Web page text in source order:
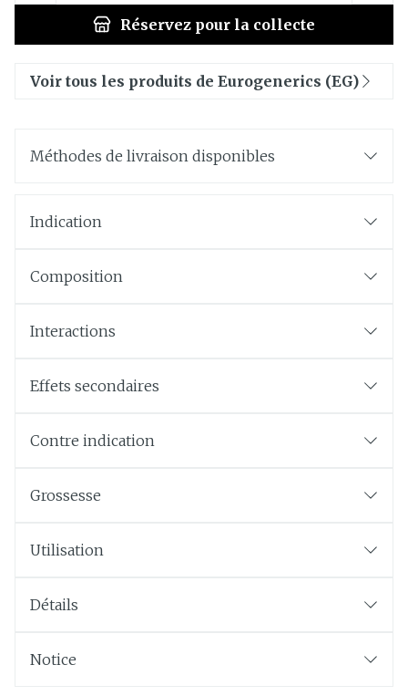
Réservez pour la collecte
Voir tous les produits de Eurogenerics (EG)
Méthodes de livraison disponibles
Indication
Composition
Interactions
Effets secondaires
Contre indication
Grossesse
Utilisation
Détails
Notice